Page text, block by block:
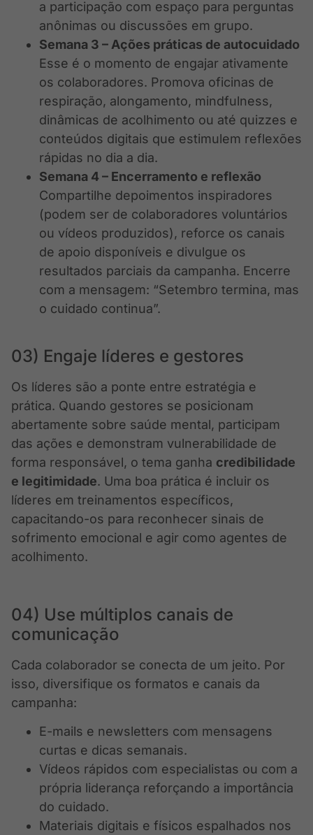
a participação com espaço para perguntas
anônimas ou discussões em grupo.
Semana 3 – Ações práticas de autocuidado
Esse é o momento de engajar ativamente
os colaboradores. Promova oficinas de
respiração, alongamento, mindfulness,
dinâmicas de acolhimento ou até quizzes e
conteúdos digitais que estimulem reflexões
rápidas no dia a dia.
Semana 4 – Encerramento e reflexão
Compartilhe depoimentos inspiradores
(podem ser de colaboradores voluntários
ou vídeos produzidos), reforce os canais
de apoio disponíveis e divulgue os
resultados parciais da campanha. Encerre
com a mensagem: “Setembro termina, mas
o cuidado continua”.
03) Engaje líderes e gestores
Os líderes são a ponte entre estratégia e
prática. Quando gestores se posicionam
abertamente sobre saúde mental, participam
das ações e demonstram vulnerabilidade de
forma responsável, o tema ganha credibilidade
e legitimidade. Uma boa prática é incluir os
líderes em treinamentos específicos,
capacitando-os para reconhecer sinais de
sofrimento emocional e agir como agentes de
acolhimento.
04) Use múltiplos canais de
comunicação
Cada colaborador se conecta de um jeito. Por
isso, diversifique os formatos e canais da
campanha:
E-mails e newsletters com mensagens
curtas e dicas semanais.
Vídeos rápidos com especialistas ou com a
própria liderança reforçando a importância
do cuidado.
Materiais digitais e físicos espalhados nos